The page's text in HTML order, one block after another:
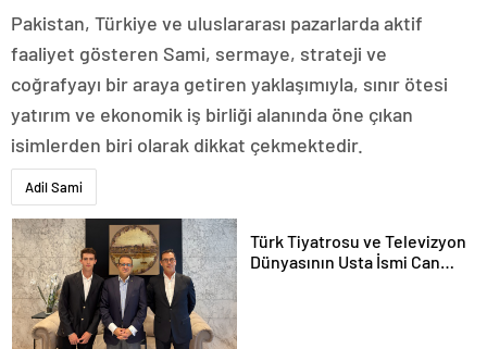
Pakistan, Türkiye ve uluslararası pazarlarda aktif
faaliyet gösteren Sami, sermaye, strateji ve
coğrafyayı bir araya getiren yaklaşımıyla, sınır ötesi
yatırım ve ekonomik iş birliği alanında öne çıkan
isimlerden biri olarak dikkat çekmektedir.
Adil Sami
Türk Tiyatrosu ve Televizyon
Dünyasının Usta İsmi Can